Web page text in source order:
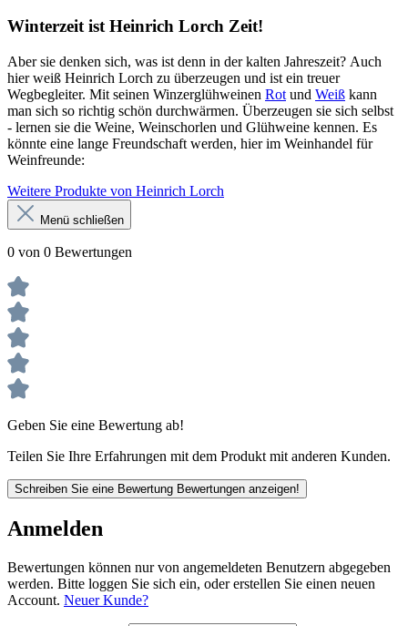
Winterzeit ist Heinrich Lorch Zeit!
Aber sie denken sich, was ist denn in der kalten Jahreszeit? Auch
hier weiß Heinrich Lorch zu überzeugen und ist ein treuer
Wegbegleiter. Mit seinen Winzerglühweinen Rot und Weiß kann
man sich so richtig schön durchwärmen. Überzeugen sie sich selbst
- lernen sie die Weine, Weinschorlen und Glühweine kennen. Es
könnte eine lange Freundschaft werden, hier im Weinhandel für
Weinfreunde:
Weitere Produkte von Heinrich Lorch
Menü schließen
0 von 0 Bewertungen
Geben Sie eine Bewertung ab!
Teilen Sie Ihre Erfahrungen mit dem Produkt mit anderen Kunden.
Schreiben Sie eine Bewertung Bewertungen anzeigen!
Anmelden
Bewertungen können nur von angemeldeten Benutzern abgegeben
werden. Bitte loggen Sie sich ein, oder erstellen Sie einen neuen
Account. Neuer Kunde?